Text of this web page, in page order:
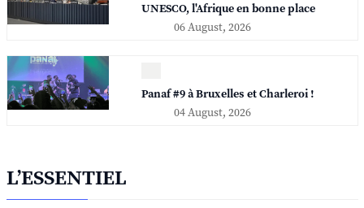
UNESCO, l'Afrique en bonne place
06 August, 2026
Panaf #9 à Bruxelles et Charleroi !
04 August, 2026
L’ESSENTIEL